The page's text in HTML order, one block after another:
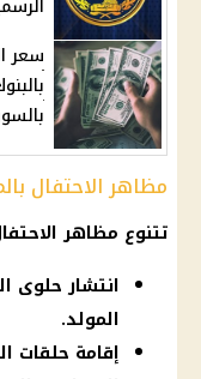
سعر
مظاهر الاحتفال
تتنوع مظاهر
انتشار حلوى
المولد.
إقامة حلقات